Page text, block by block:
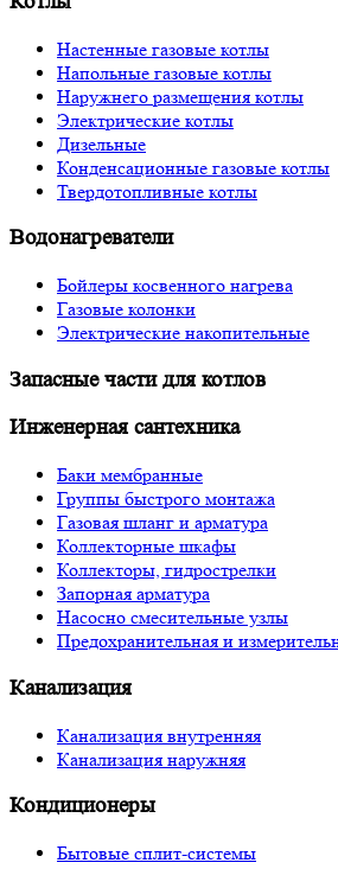
Настенные газовые котлы
Напольные газовые котлы
Наружнего размещения котлы
Электрические котлы
Дизельные
Конденсационные газовые котлы
Твердотопливные котлы
Водонагреватели
Бойлеры косвенного нагрева
Газовые колонки
Электрические накопительные
Запасные части для котлов
Инженерная сантехника
Баки мембранные
Группы быстрого монтажа
Газовая шланг и арматура
Коллекторные шкафы
Коллекторы, гидрострелки
Запорная арматура
Насосно смесительные узлы
Предохранительная и
Канализация
Канализация внутренняя
Канализация наружняя
Кондиционеры
Бытовые сплит-системы